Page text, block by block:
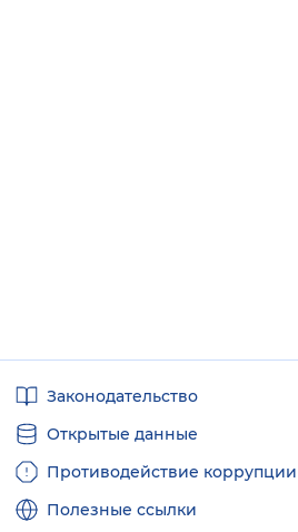
ссылкиЗаконодательство
Открытые данные
Противодействие коррупции
Полезные ссылки